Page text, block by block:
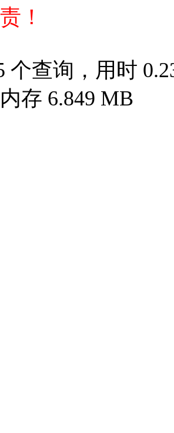
！
个查询，用时
存 6.849 MB